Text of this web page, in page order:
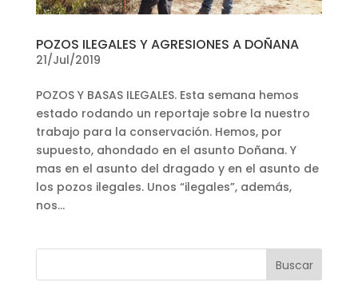
POZOS ILEGALES Y AGRESIONES A DOÑANA
21/Jul/2019
POZOS Y BASAS ILEGALES. Esta semana hemos
estado rodando un reportaje sobre la nuestro
trabajo para la conservación. Hemos, por
supuesto, ahondado en el asunto Doñana. Y
mas en el asunto del dragado y en el asunto de
los pozos ilegales. Unos “ilegales”, además,
nos...